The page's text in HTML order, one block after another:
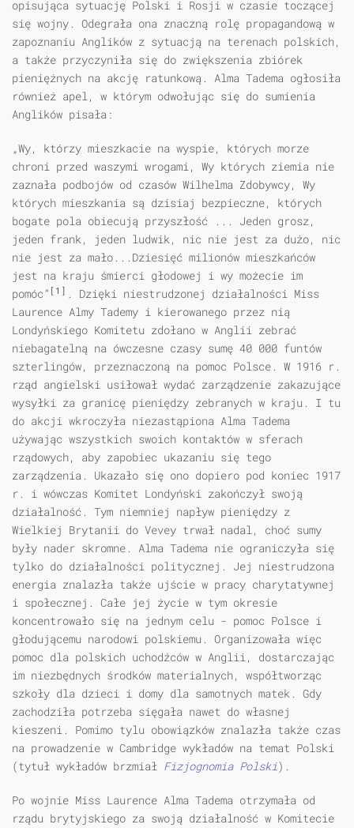
opisująca sytuację Polski i Rosji w czasie toczącej
się wojny. Odegrała ona znaczną rolę propagandową w
zapoznaniu Anglików z sytuacją na terenach polskich,
a także przyczyniła się do zwiększenia zbiórek
pieniężnych na akcję ratunkową. Alma Tadema ogłosiła
również apel, w którym odwołując się do sumienia
Anglików pisała:
„Wy, którzy mieszkacie na wyspie, których morze
chroni przed waszymi wrogami, Wy których ziemia nie
zaznała podbojów od czasów Wilhelma Zdobywcy, Wy
których mieszkania są dzisiaj bezpieczne, których
bogate pola obiecują przyszłość ... Jeden grosz,
jeden frank, jeden ludwik, nic nie jest za dużo, nic
nie jest za mało...Dziesięć milionów mieszkańców
jest na kraju śmierci głodowej i wy możecie im
pomóc” [1] . Dzięki niestrudzonej działalności Miss
Laurence Almy Tademy i kierowanego przez nią
Londyńskiego Komitetu zdołano w Anglii zebrać
niebagatelną na ówczesne czasy sumę 40 000 funtów
szterlingów, przeznaczoną na pomoc Polsce. W 1916 r.
rząd angielski usiłował wydać zarządzenie zakazujące
wysyłki za granicę pieniędzy zebranych w kraju. I tu
do akcji wkroczyła niezastąpiona Alma Tadema
używając wszystkich swoich kontaktów w sferach
rządowych, aby zapobiec ukazaniu się tego
zarządzenia. Ukazało się ono dopiero pod koniec 1917
r. i wówczas Komitet Londyński zakończył swoją
działalność. Tym niemniej napływ pieniędzy z
Wielkiej Brytanii do Vevey trwał nadal, choć sumy
były nader skromne. Alma Tadema nie ograniczyła się
tylko do działalności politycznej. Jej niestrudzona
energia znalazła także ujście w pracy charytatywnej
i społecznej. Całe jej życie w tym okresie
koncentrowało się na jednym celu - pomoc Polsce i
głodującemu narodowi polskiemu. Organizowała więc
pomoc dla polskich uchodźców w Anglii, dostarczając
im niezbędnych środków materialnych, współtworząc
szkoły dla dzieci i domy dla samotnych matek. Gdy
zachodziła potrzeba sięgała nawet do własnej
kieszeni. Pomimo tylu obowiązków znalazła także czas
na prowadzenie w Cambridge wykładów na temat Polski
(tytuł wykładów brzmiał Fizjognomia Polski).
Po wojnie Miss Laurence Alma Tadema otrzymała od
rządu brytyjskiego za swoją działalność w Komitecie